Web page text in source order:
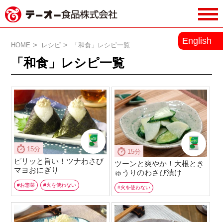
ー食品株式会社
English
HOME レシピ 「和食」レシピ一覧
「和食」レシピ一覧
15分
ピリッと旨い！ツナわさび
マヨおにぎり
お惣菜 火を使わない
15分
ツーンと爽やか！大根とき
ゅうりのわさび漬け
火を使わない